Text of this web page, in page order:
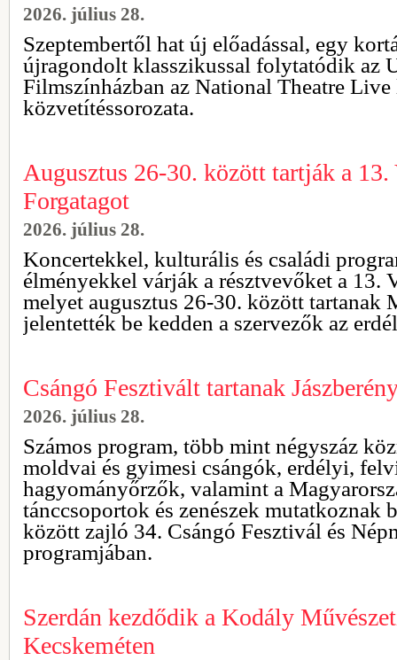
2026. július 28.
Szeptembertől hat új előadással, egy
újragondolt klasszikussal folytatódik az
Filmszínházban az National Theatre
közvetítéssorozata.
Augusztus 26-30. között tartják a 13.
Forgatagot
2026. július 28.
Koncertekkel, kulturális és családi
élményekkel várják a résztvevőket a 13.
melyet augusztus 26-30. között tartanak
jelentették be kedden a szervezők az
Csángó Fesztivált tartanak
2026. július 28.
Számos program, több mint négyszáz
moldvai és gyimesi csángók, erdélyi,
hagyományőrzők, valamint a
tánccsoportok és zenészek mutatkoznak
között zajló 34. Csángó Fesztivál és
programjában.
Szerdán kezdődik a Kodály
Kecskeméten